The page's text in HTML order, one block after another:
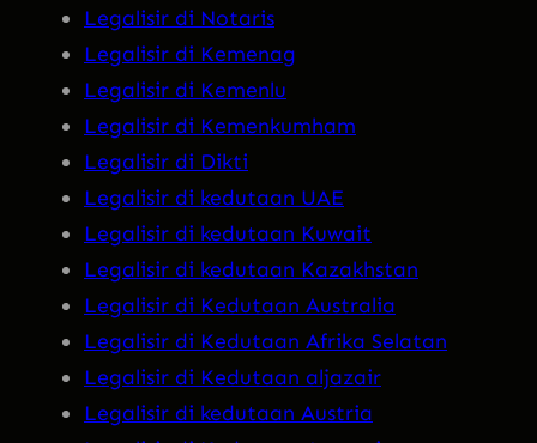
Legalisir di Notaris
Legalisir di Kemenag
Legalisir di Kemenlu
Legalisir di Kemenkumham
Legalisir di Dikti
Legalisir di kedutaan UAE
Legalisir di kedutaan Kuwait
Legalisir di kedutaan Kazakhstan
Legalisir di Kedutaan Australia
Legalisir di Kedutaan Afrika Selatan
Legalisir di Kedutaan aljazair
Legalisir di kedutaan Austria